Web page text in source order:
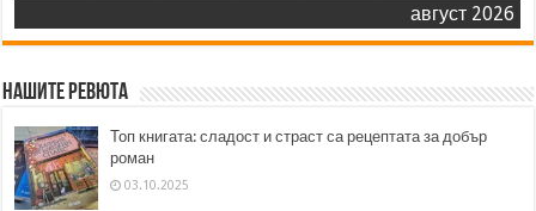
август 2026
Нашите ревюта
Топ книгата: сладост и страст са рецептата за добър
роман
03.10.2025